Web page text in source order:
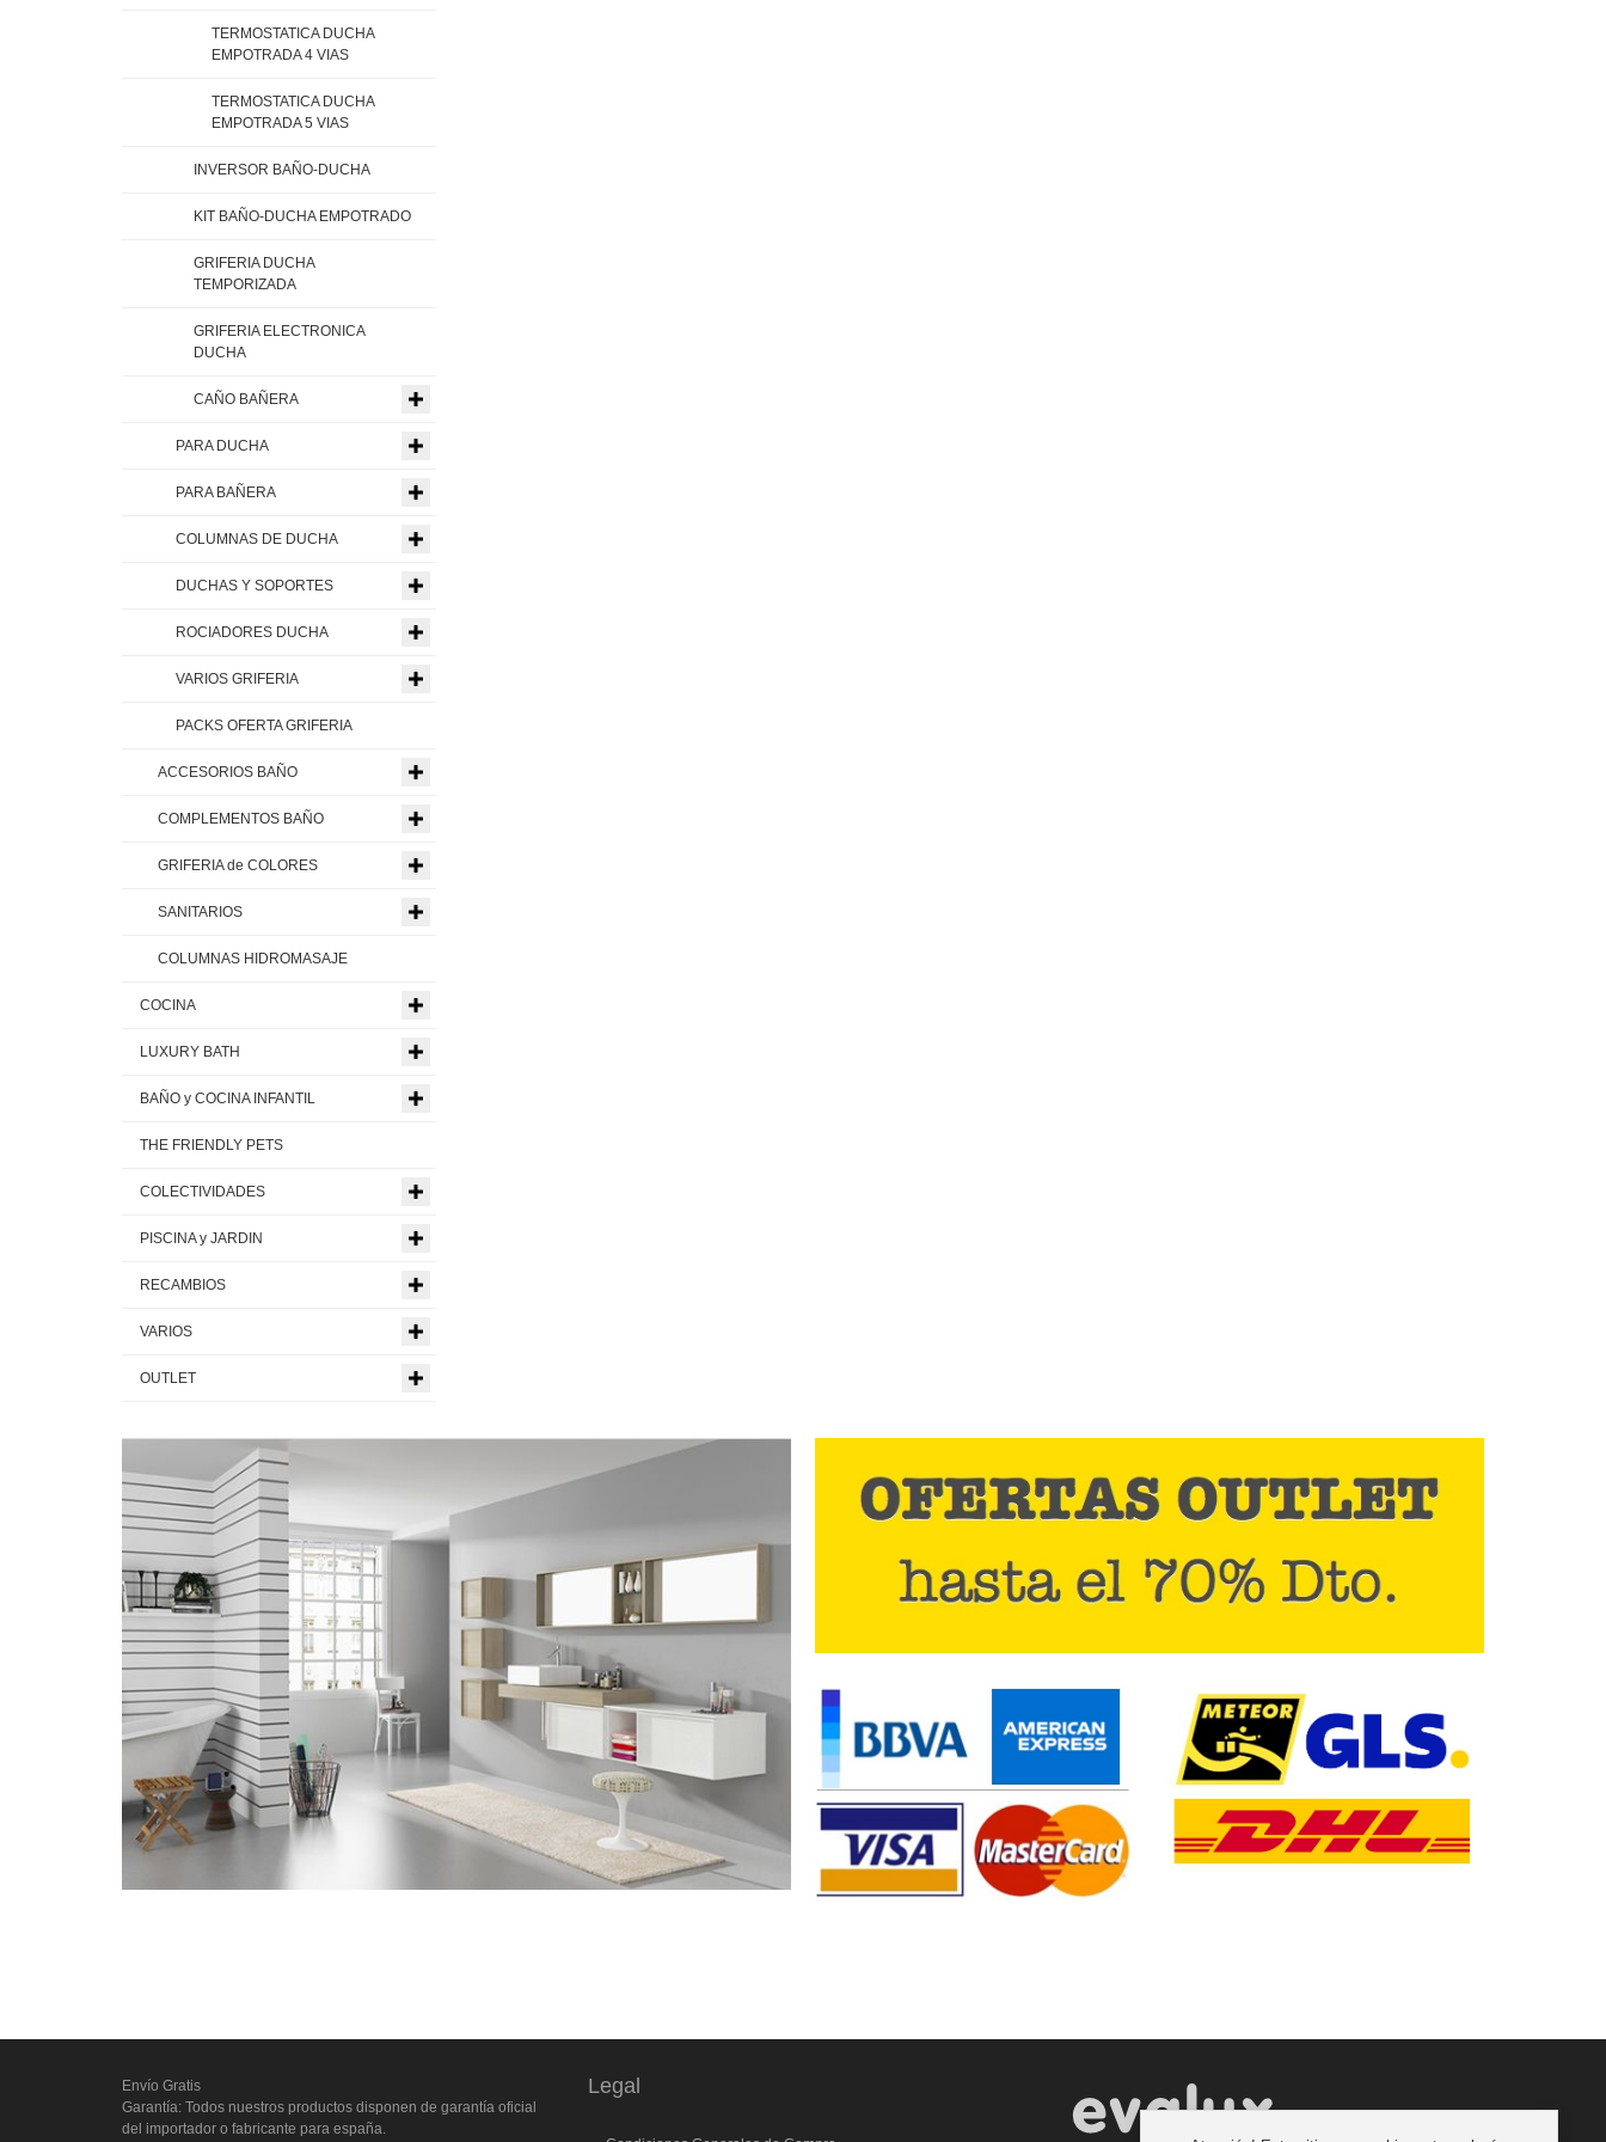
TERMOSTATICA DUCHA
EMPOTRADA 4 VIAS
TERMOSTATICA DUCHA
EMPOTRADA 5 VIAS
INVERSOR BAÑO-DUCHA
KIT BAÑO-DUCHA EMPOTRADO
GRIFERIA DUCHA
TEMPORIZADA
GRIFERIA ELECTRONICA
DUCHA
CAÑO BAÑERA
PARA DUCHA
PARA BAÑERA
COLUMNAS DE DUCHA
DUCHAS Y SOPORTES
ROCIADORES DUCHA
VARIOS GRIFERIA
PACKS OFERTA GRIFERIA
ACCESORIOS BAÑO
COMPLEMENTOS BAÑO
GRIFERIA de COLORES
SANITARIOS
COLUMNAS HIDROMASAJE
COCINA
LUXURY BATH
BAÑO y COCINA INFANTIL
THE FRIENDLY PETS
COLECTIVIDADES
PISCINA y JARDIN
RECAMBIOS
VARIOS
OUTLET
Envío Gratis
Garantía: Todos nuestros productos disponen de garantía oficial
del importador o fabricante para españa.
Legal